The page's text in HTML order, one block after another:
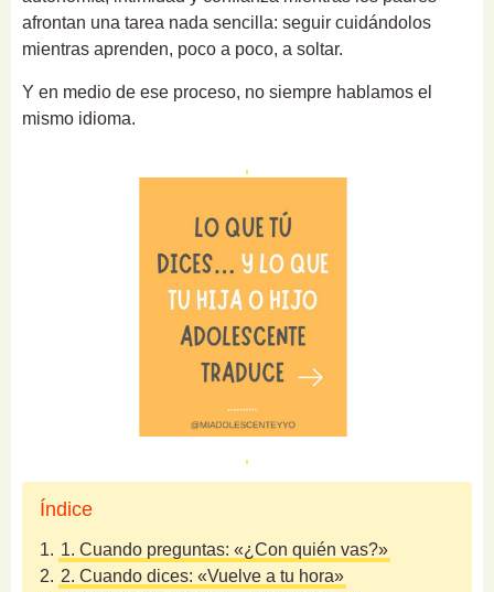
afrontan una tarea nada sencilla: seguir cuidándolos
mientras aprenden, poco a poco, a soltar.
Y en medio de ese proceso, no siempre hablamos el
mismo idioma.
Índice
1. 1. Cuando preguntas: «¿Con quién vas?»
2. 2. Cuando dices: «Vuelve a tu hora»